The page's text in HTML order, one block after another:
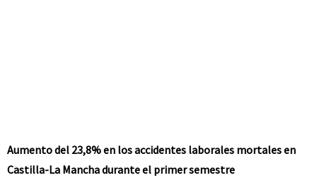
Aumento del 23,8% en los accidentes laborales mortales en
Castilla-La Mancha durante el primer semestre